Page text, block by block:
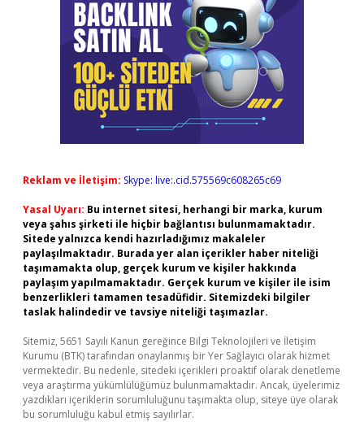
Reklam ve İletişim: Skype: live:.cid.575569c608265c69
Yasal Uyarı: Bu internet sitesi, herhangi bir marka, kurum
veya şahıs şirketi ile hiçbir bağlantısı bulunmamaktadır.
Sitede yalnızca kendi hazırladığımız makaleler
paylaşılmaktadır. Burada yer alan içerikler haber niteliği
taşımamakta olup, gerçek kurum ve kişiler hakkında
paylaşım yapılmamaktadır. Gerçek kurum ve kişiler ile isim
benzerlikleri tamamen tesadüfidir. Sitemizdeki bilgiler
taslak halindedir ve tavsiye niteliği taşımazlar.
Sitemiz, 5651 Sayılı Kanun gereğince Bilgi Teknolojileri ve İletişim
Kurumu (BTK) tarafından onaylanmış bir Yer Sağlayıcı olarak hizmet
vermektedir. Bu nedenle, sitedeki içerikleri proaktif olarak denetleme
veya araştırma yükümlülüğümüz bulunmamaktadır. Ancak, üyelerimiz
yazdıkları içeriklerin sorumluluğunu taşımakta olup, siteye üye olarak
bu sorumluluğu kabul etmiş sayılırlar.